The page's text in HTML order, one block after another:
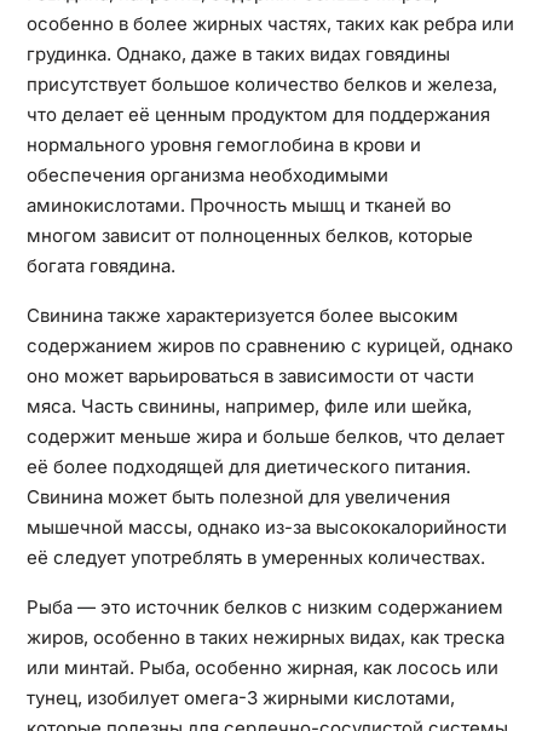
особенно в более жирных частях, таких как ребра или
грудинка. Однако, даже в таких видах говядины
присутствует большое количество белков и железа,
что делает её ценным продуктом для поддержания
нормального уровня гемоглобина в крови и
обеспечения организма необходимыми
аминокислотами. Прочность мышц и тканей во
многом зависит от полноценных белков, которые
богата говядина.
Свинина также характеризуется более высоким
содержанием жиров по сравнению с курицей, однако
оно может варьироваться в зависимости от части
мяса. Часть свинины, например, филе или шейка,
содержит меньше жира и больше белков, что делает
её более подходящей для диетического питания.
Свинина может быть полезной для увеличения
мышечной массы, однако из-за высококалорийности
её следует употреблять в умеренных количествах.
Рыба — это источник белков с низким содержанием
жиров, особенно в таких нежирных видах, как треска
или минтай. Рыба, особенно жирная, как лосось или
тунец, изобилует омега-3 жирными кислотами,